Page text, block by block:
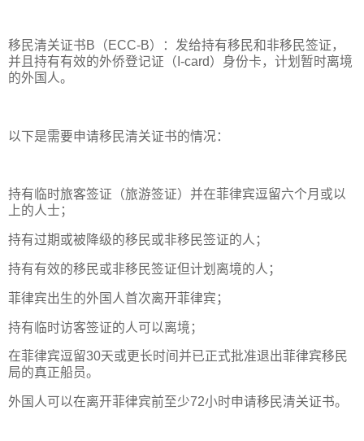
移民清关证书B（ECC-B）：发给持有移民和非移民签证，
并且持有有效的外侨登记证（I-card）身份卡，计划暂时离境
的外国人。
以下是需要申请移民清关证书的情况：
持有临时旅客签证（旅游签证）并在菲律宾逗留六个月或以
上的人士；
持有过期或被降级的移民或非移民签证的人；
持有有效的移民或非移民签证但计划离境的人；
菲律宾出生的外国人首次离开菲律宾；
持有临时访客签证的人可以离境；
在菲律宾逗留30天或更长时间并已正式批准退出菲律宾移民
局的真正船员。
外国人可以在离开菲律宾前至少72小时申请移民清关证书。